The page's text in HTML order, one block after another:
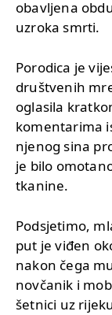
obavljena
uzroka smrti.
Porodica je
društvenih
oglasila
komentarima
njenog sina
je bilo
tkanine.
Podsjetimo,
put je viđen
nakon čega
novčanik i
šetnici uz